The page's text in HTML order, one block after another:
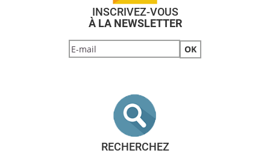
INSCRIVEZ-VOUS
À LA NEWSLETTER
RECHERCHEZ